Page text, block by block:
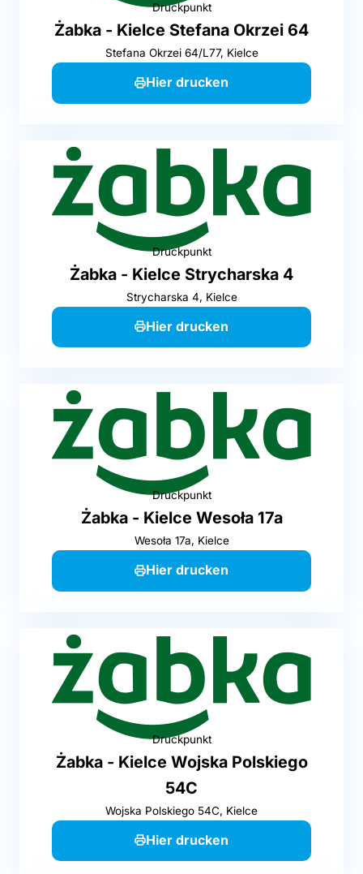
Druckpunkt
Żabka - Kielce Stefana Okrzei 64
Stefana Okrzei 64/L77, Kielce
Hier drucken
Druckpunkt
Żabka - Kielce Strycharska 4
Strycharska 4, Kielce
Hier drucken
Druckpunkt
Żabka - Kielce Wesoła 17a
Wesoła 17a, Kielce
Hier drucken
Druckpunkt
Żabka - Kielce Wojska Polskiego
54C
Wojska Polskiego 54C, Kielce
Hier drucken